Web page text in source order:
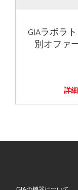
GIAラボラ
別オファ
詳細